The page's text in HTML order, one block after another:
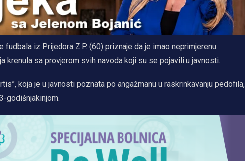
iz Prijedora Z.P. (60) priznaje da je imao neprimjerenu
sa provjerom svih navoda koji su se pojavili u javnosti.
koja je u javnosti poznata po angažmanu u raskrinkavanju pedofila,
godišnjakinjom.